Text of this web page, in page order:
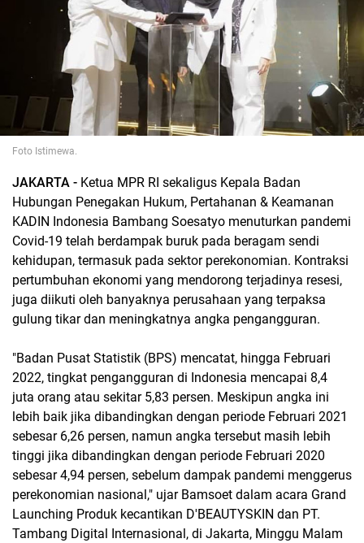
Foto Istimewa.
JAKARTA - Ketua MPR RI sekaligus Kepala Badan
Hubungan Penegakan Hukum, Pertahanan & Keamanan
KADIN Indonesia Bambang Soesatyo menuturkan pandemi
Covid-19 telah berdampak buruk pada beragam sendi
kehidupan, termasuk pada sektor perekonomian. Kontraksi
pertumbuhan ekonomi yang mendorong terjadinya resesi,
juga diikuti oleh banyaknya perusahaan yang terpaksa
gulung tikar dan meningkatnya angka pengangguran.
"Badan Pusat Statistik (BPS) mencatat, hingga Februari
2022, tingkat pengangguran di Indonesia mencapai 8,4
juta orang atau sekitar 5,83 persen. Meskipun angka ini
lebih baik jika dibandingkan dengan periode Februari 2021
sebesar 6,26 persen, namun angka tersebut masih lebih
tinggi jika dibandingkan dengan periode Februari 2020
sebesar 4,94 persen, sebelum dampak pandemi menggerus
perekonomian nasional," ujar Bamsoet dalam acara Grand
Launching Produk kecantikan D'BEAUTYSKIN dan PT.
Tambang Digital Internasional, di Jakarta, Minggu Malam